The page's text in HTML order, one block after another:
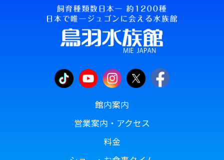
館内案内
営業案内・アクセス
料金